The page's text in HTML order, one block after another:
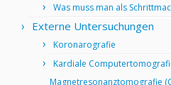
Was muss man als
Externe Untersuchungen
Koronarografie
Kardiale
Magnetresonanztomografie